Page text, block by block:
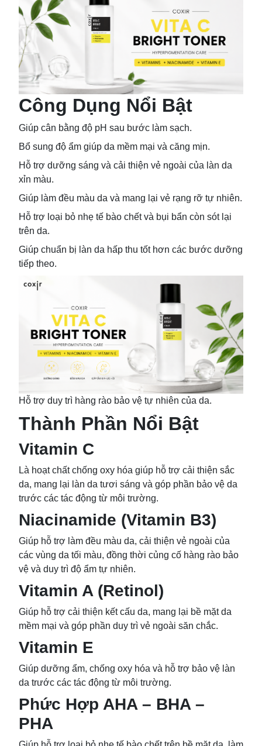
Công Dụng Nổi Bật
Giúp cân bằng độ pH sau bước làm sạch.
Bổ sung độ ẩm giúp da mềm mại và căng mịn.
Hỗ trợ dưỡng sáng và cải thiện vẻ ngoài của làn da
xỉn màu.
Giúp làm đều màu da và mang lại vẻ rạng rỡ tự nhiên.
Hỗ trợ loại bỏ nhẹ tế bào chết và bụi bẩn còn sót lại
trên da.
Giúp chuẩn bị làn da hấp thu tốt hơn các bước dưỡng
tiếp theo.
Hỗ trợ duy trì hàng rào bảo vệ tự nhiên của da.
Thành Phần Nổi Bật
Vitamin C
Là hoạt chất chống oxy hóa giúp hỗ trợ cải thiện sắc
da, mang lại làn da tươi sáng và góp phần bảo vệ da
trước các tác động từ môi trường.
Niacinamide (Vitamin B3)
Giúp hỗ trợ làm đều màu da, cải thiện vẻ ngoài của
các vùng da tối màu, đồng thời củng cố hàng rào bảo
vệ và duy trì độ ẩm tự nhiên.
Vitamin A (Retinol)
Giúp hỗ trợ cải thiện kết cấu da, mang lại bề mặt da
mềm mại và góp phần duy trì vẻ ngoài săn chắc.
Vitamin E
Giúp dưỡng ẩm, chống oxy hóa và hỗ trợ bảo vệ làn
da trước các tác động từ môi trường.
Phức Hợp AHA – BHA –
PHA